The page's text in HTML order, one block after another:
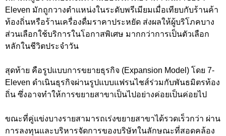
Eleven มักถูกวางตำแหน่งในระดับพรีเมียมเมื่อเทียบกับร้านค้า
ท้องถิ่นหรือร้านเครื่องดื่มราคาประหยัด ส่งผลให้ผู้บริโภคบาง
ส่วนเลือกใช้บริการในโอกาสพิเศษ มากกว่าการเป็นตัวเลือก
หลักในชีวิตประจำวัน
สุดท้าย คือรูปแบบการขยายธุรกิจ (Expansion Model) โดย 7-
Eleven ดำเนินธุรกิจผ่านรูปแบบแฟรนไชส์ร่วมกับพันธมิตรท้อง
ถิ่น ซึ่งอาจทำให้การขยายสาขาเป็นไปอย่างค่อยเป็นค่อยไป
ขณะที่คู่แข่งบางรายสามารถเร่งขยายสาขาได้รวดเร็วกว่า ผ่าน
การลงทุนและบริหารจัดการของบริษัทในลักษณะที่สอดคล้อง